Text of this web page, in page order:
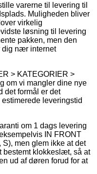
varerne til levering til
Muligheden bliver
virkelig
løsning til levering
pakken, men den
dig nær internet
> KATEGORIER >
om vi mangler dine nye
det formål er det
leveringstid
om 1 dags levering
IN FRONT
men glem ikke at det
bestemt klokkeslæt, så at
ud af døren forud for at